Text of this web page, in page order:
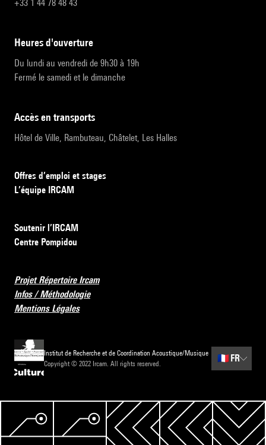
+33 1 44 78 48 43
heures d'ouverture
Du lundi au vendredi de 9h30 à 19h
Fermé le samedi et le dimanche
accès en transports
Hôtel de Ville, Rambuteau, Châtelet, Les Halles
Offres d’emploi et stages
L’équipe IRCAM
Soutenir l’IRCAM
Centre Pompidou
Projet Répertoire Ircam
Infos / Méthodologie
Mentions Légales
Institut de Recherche et de Coordination Acoustique/Musique
Copyright © 2022 Ircam. All rights reserved.
🇫🇷 FR